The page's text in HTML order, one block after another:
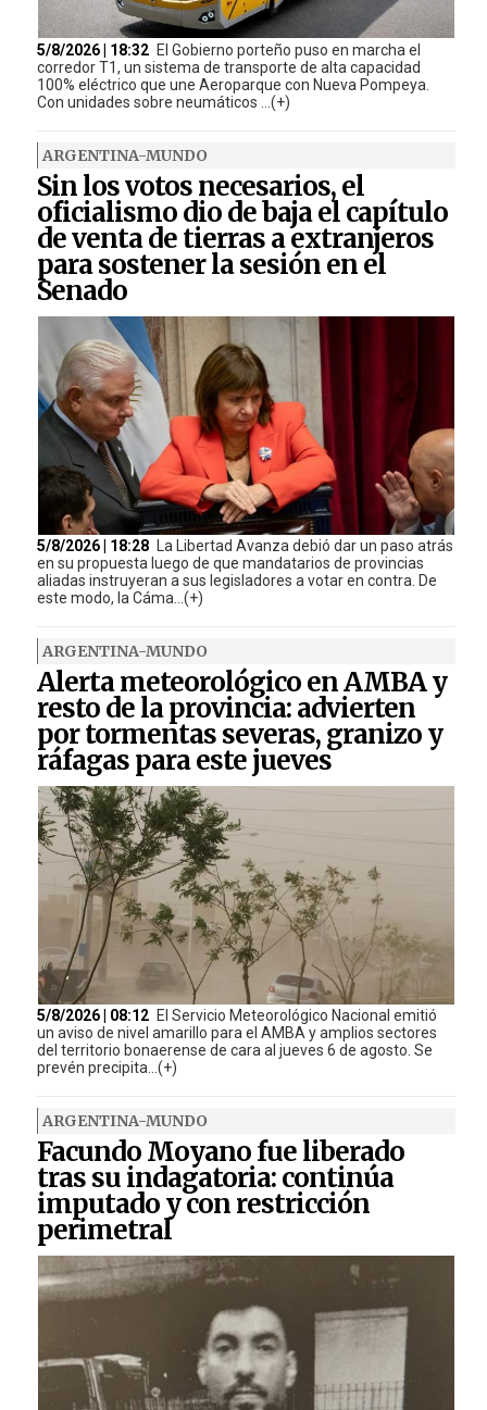
5/8/2026 | 18:32 El Gobierno porteño puso en marcha el
corredor T1, un sistema de transporte de alta capacidad
100% eléctrico que une Aeroparque con Nueva Pompeya.
Con unidades sobre neumáticos ...(+)
ARGENTINA-MUNDO
Sin los votos necesarios, el
oficialismo dio de baja el capítulo
de venta de tierras a extranjeros
para sostener la sesión en el
Senado
5/8/2026 | 18:28
La Libertad Avanza debió dar un paso atrás
en su propuesta luego de que mandatarios de provincias
aliadas instruyeran a sus legisladores a votar en contra. De
este modo, la Cáma...(+)
ARGENTINA-MUNDO
Alerta meteorológico en AMBA y
resto de la provincia: advierten
por tormentas severas, granizo y
ráfagas para este jueves
5/8/2026 | 08:12 El Servicio Meteorológico Nacional emitió
un aviso de nivel amarillo para el AMBA y amplios sectores
del territorio bonaerense de cara al jueves 6 de agosto. Se
prevén precipita...(+)
ARGENTINA-MUNDO
Facundo Moyano fue liberado
tras su indagatoria: continúa
imputado y con restricción
perimetral